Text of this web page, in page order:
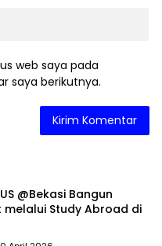
web saya pada
saya berikutnya.
@Bekasi Bangun
melalui Study Abroad di